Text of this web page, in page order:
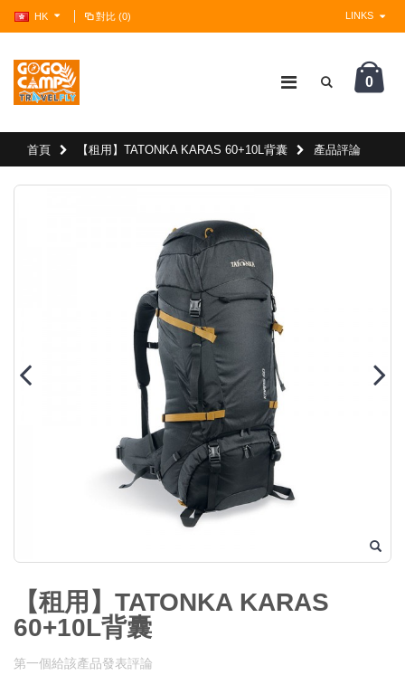
HK 對比 (0) LINKS
0
首頁 【租用】TATONKA KARAS 60+10L背囊 產品評論
【租用】TATONKA KARAS
60+10L背囊
第一個給該產品發表評論